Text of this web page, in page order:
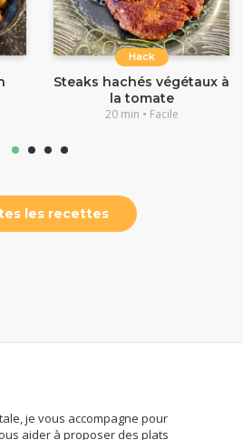
Hack
Steaks hachés végétaux à
la tomate
20 min • Facile
les recettes
je vous accompagne pour
aider à proposer des plats